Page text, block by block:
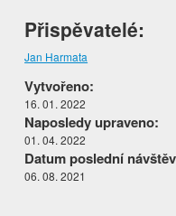
Přispěvatelé:
Jan Harmata
Vytvořeno:
16. 01. 2022
Naposledy upraveno:
01. 04. 2022
Datum poslední
06. 08. 2021